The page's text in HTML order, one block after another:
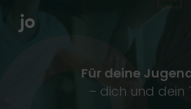
Für deine
– dich und dein